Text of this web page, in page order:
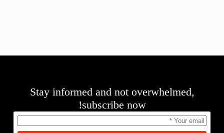
Stay informed and not overwhelmed,
subscribe now!